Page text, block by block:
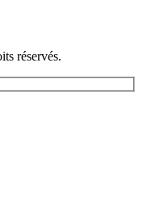
réservés.